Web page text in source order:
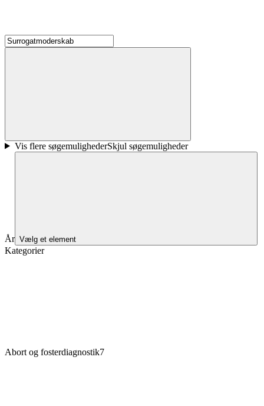
Vis flere søgemulighederSkjul søgemuligheder
År Vælg et element
Kategorier
Abort og fosterdiagnostik7